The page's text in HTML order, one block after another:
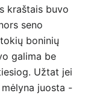
kraštais buvo
seno
boninių
galima be
Užtat jei
juosta -